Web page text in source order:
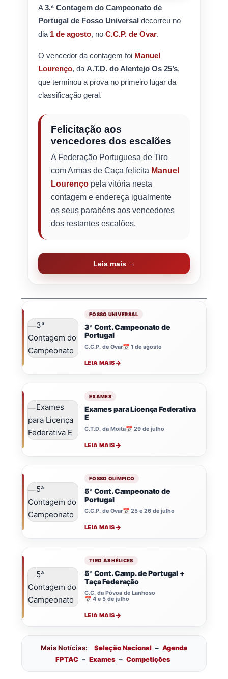
A3.ª Contagem do Campeonato de
Portugal de Fosso Universal decorreu no
dia 1 de agosto, noC.C.P. de Ovar.
O vencedor da contagem foi Manuel
Lourenço, daA.T.D. do Alentejo Os 25’s,
que terminou a prova no primeiro lugar da
classificação geral.
Felicitação aos
vencedores dos escalões
A Federação Portuguesa de Tiro
com Armas de Caça felicita Manuel
Lourenço pela vitória nesta
contagem e endereça igualmente
os seus parabéns aos vencedores
dos restantes escalões.
Leia mais →
FOSSO UNIVERSAL
3ª Cont. Campeonato de
Portugal
C.C.P. de Ovar📅 1 de agosto
LEIA MAIS
EXAMES
Exames para Licença Federativa
E
C.T.D. da Moita📅 29 de julho
LEIA MAIS
FOSSO OLÍMPICO
5ª Cont. Campeonato de
Portugal
C.C.P. de Ovar📅 25 e 26 de julho
LEIA MAIS
TIRO ÀS HÉLICES
5ª Cont. Camp. de Portugal +
Taça Federação
C.C. da Póvoa de Lanhoso
📅 4 e 5 de julho
LEIA MAIS
Mais Notícias: Seleção Nacional – Agenda
FPTAC – Exames – Competições